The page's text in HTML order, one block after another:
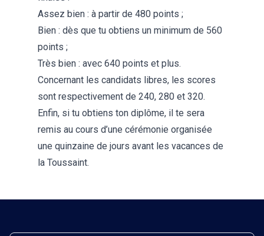
Assez bien : à partir de 480 points ;
Bien : dès que tu obtiens un minimum de 560
points ;
Très bien : avec 640 points et plus.
Concernant les candidats libres, les scores
sont respectivement de 240, 280 et 320.
Enfin, si tu obtiens ton diplôme, il te sera
remis au cours d’une cérémonie organisée
une quinzaine de jours avant les vacances de
la Toussaint.